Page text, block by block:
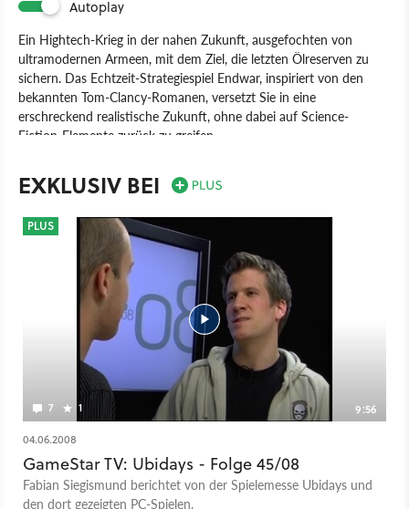
Autoplay
Ein Hightech-Krieg in der nahen Zukunft, ausgefochten von
ultramodernen Armeen, mit dem Ziel, die letzten Ölreserven zu
sichern. Das Echtzeit-Strategiespiel Endwar, inspiriert von den
bekannten Tom-Clancy-Romanen, versetzt Sie in eine
erschreckend realistische Zukunft, ohne dabei auf Science-
Fiction-Elemente zurück zu greifen.
Ubisoft Shanghai
Tom Clancy's Endwar
EXKLUSIV BEI
7 1 9:56
PLUS
04.06.2008
GameStar TV: Ubidays - Folge 45/08
Fabian Siegismund berichtet von der Spielemesse Ubidays und
den dort gezeigten PC-Spielen.